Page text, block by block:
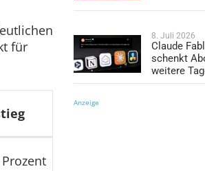
für
8. Juli 2026
Claude
schenkt
weitere
Anzeige